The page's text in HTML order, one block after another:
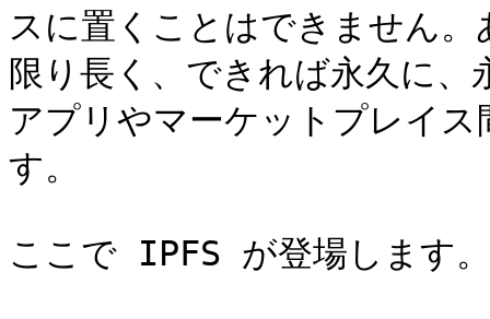
スに置くことはできません
限り長く、できれば永久に
アプリやマーケットプレイ
す。
ここで IPFS が登場します。